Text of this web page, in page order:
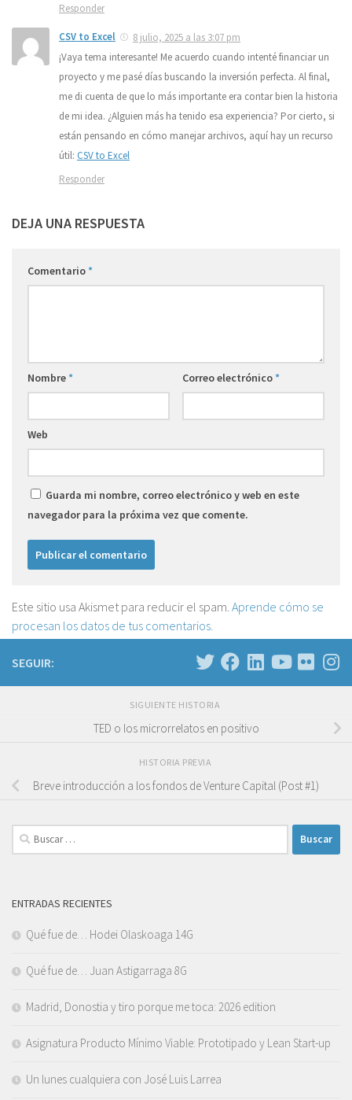
Responder
CSV to Excel
8 julio, 2025 a las 3:07 pm
¡Vaya tema interesante! Me acuerdo cuando intenté financiar un
proyecto y me pasé días buscando la inversión perfecta. Al final,
me di cuenta de que lo más importante era contar bien la historia
de mi idea. ¿Alguien más ha tenido esa experiencia? Por cierto, si
están pensando en cómo manejar archivos, aquí hay un recurso
útil: CSV to Excel
Responder
DEJA UNA RESPUESTA
Comentario*
Nombre* Correo electrónico*
Web
Guarda mi nombre, correo electrónico y web en este
navegador para la próxima vez que comente.
Este sitio usa Akismet para reducir el spam. Aprende cómo se
procesan los datos de tus comentarios.
SEGUIR:
SIGUIENTE HISTORIA
TED o los microrrelatos en positivo
HISTORIA PREVIA
Breve introducción a los fondos de Venture Capital (Post #1)
Buscar:
ENTRADAS RECIENTES
Qué fue de… Hodei Olaskoaga 14G
Qué fue de… Juan Astigarraga 8G
Madrid, Donostia y tiro porque me toca: 2026 edition
Asignatura Producto Mínimo Viable: Prototipado y Lean Start-up
Un lunes cualquiera con José Luis Larrea